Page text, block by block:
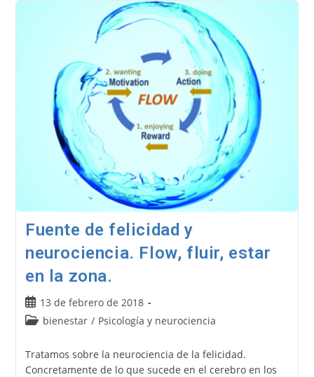
Respiración.
Conexión
Cerebro
Y
–
NeuroQuotient®
Fuente de felicidad y
neurociencia. Flow, fluir, estar
en la zona.
Publicación
de
13 de febrero de 2018
Categoría
la
entrada:
bienestar / Psicología y neurociencia
Tratamos sobre la neurociencia de la felicidad.
Concretamente de lo que sucede en el cerebro en los